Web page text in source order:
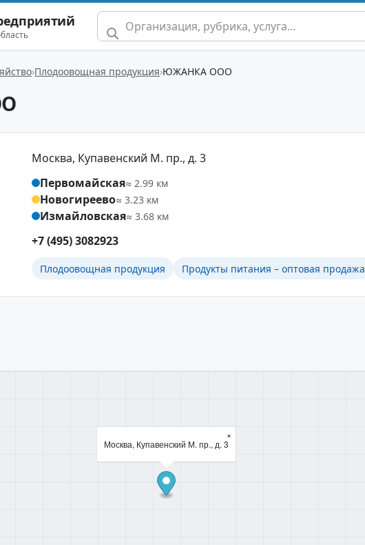
Плодоовощная продукция ЮЖАНКА ООО
Москва, Купавенский М. пр., д. 3
Первомайская≈ 2.99 км
Новогиреево≈ 3.23 км
Измайловская≈ 3.68 км
+7 (495) 3082923
Плодоовощная продукция Продукты питания – оптовая продажа
Москва, Купавенский М. пр., д. 3
×